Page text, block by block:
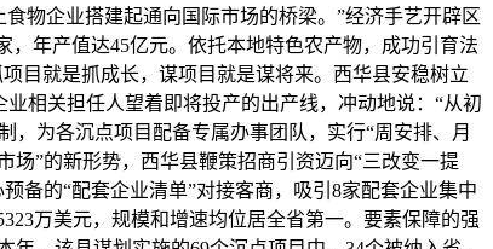
物企业搭建起通向国际市场的桥梁。”经济手艺开辟区
年产值达45亿元。依托本地特色农产物，成功引育法
目就是抓成长，谋项目就是谋将来。西华县安稳树立
相关担任人望着即将投产的出产线，冲动地说：“从初
，为各沉点项目配备专属办事团队，实行“周安排、月
”的新形势，西华县鞭策招商引资迈向“三改变一提
备的“配套企业清单”对接客商，吸引8家配套企业集中
万美元，规模和增速均位居全省第一。要素保障的强